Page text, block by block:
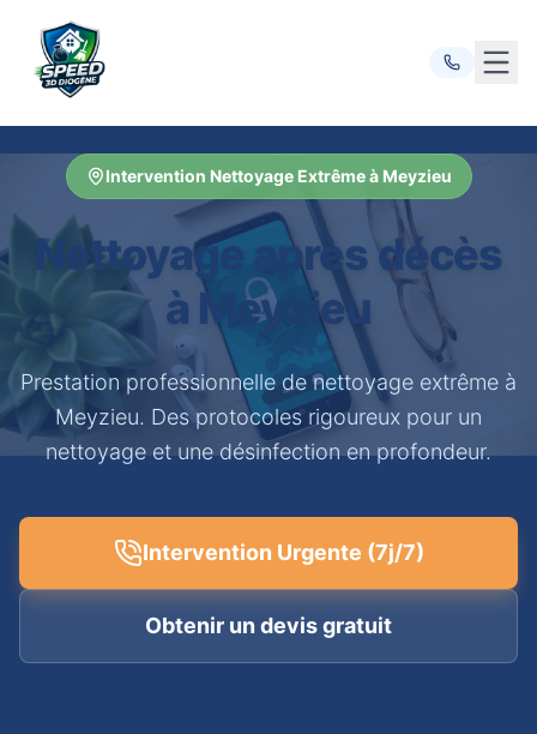
Intervention Nettoyage Extrême à Meyzieu
Nettoyage après décès
à Meyzieu
Prestation professionnelle de nettoyage extrême à
Meyzieu. Des protocoles rigoureux pour un
nettoyage et une désinfection en profondeur.
Intervention Urgente (7j/7)
Obtenir un devis gratuit